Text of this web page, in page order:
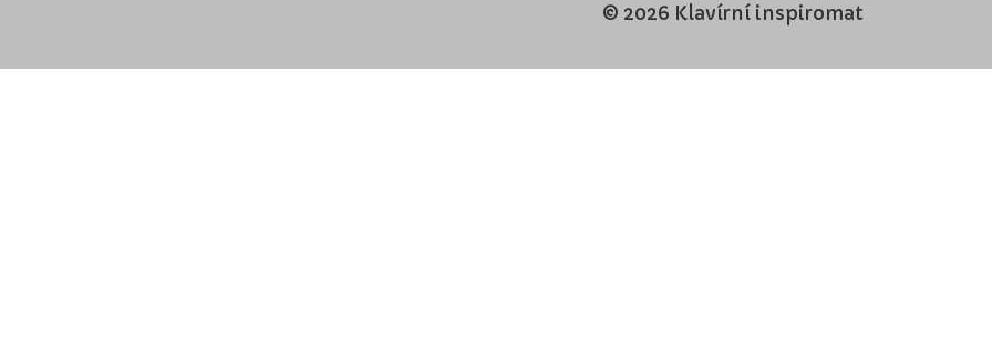
© 2026 Klavírní inspiromat